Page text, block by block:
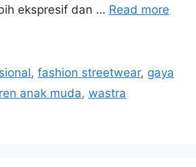
ekspresif dan … Read more
,fashion streetwear, gaya
anak muda, wastra